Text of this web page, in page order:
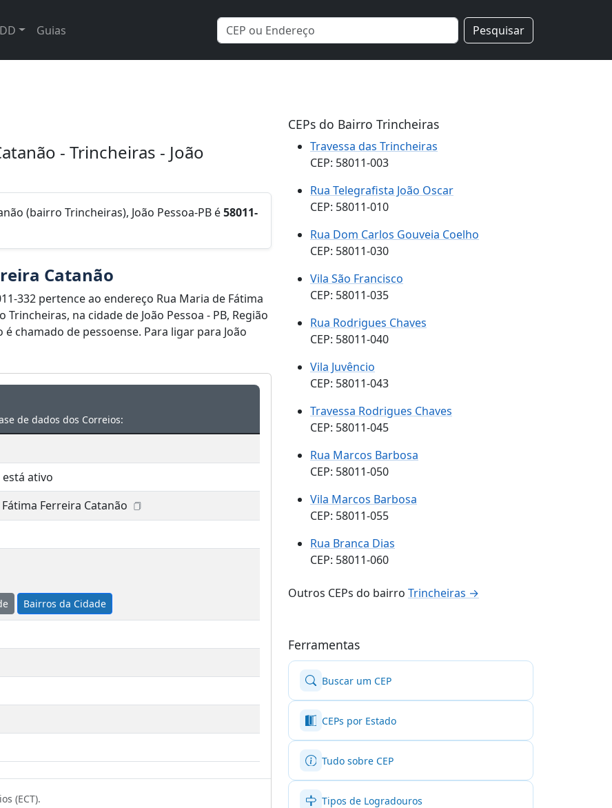
Guias Pesquisar
- Trincheiras - João
(bairro Trincheiras), João Pessoa-PB é58011-
Catanão
332 pertence ao endereço Rua Maria de Fátima
na cidade de João Pessoa - PB, Região
chamado de pessoense. Para ligar para João
de dados dos Correios:
está ativo
Ferreira Catanão
Bairros da Cidade
(ECT).
CEPs do Bairro Trincheiras
Travessa das Trincheiras
CEP: 58011-003
Rua Telegrafista João Oscar
CEP: 58011-010
Rua Dom Carlos Gouveia Coelho
CEP: 58011-030
Vila São Francisco
CEP: 58011-035
Rua Rodrigues Chaves
CEP: 58011-040
Vila Juvêncio
CEP: 58011-043
Travessa Rodrigues Chaves
CEP: 58011-045
Rua Marcos Barbosa
CEP: 58011-050
Vila Marcos Barbosa
CEP: 58011-055
Rua Branca Dias
CEP: 58011-060
Outros CEPs do bairro Trincheiras →
Ferramentas
Buscar um CEP
CEPs por Estado
Tudo sobre CEP
Tipos de Logradouros